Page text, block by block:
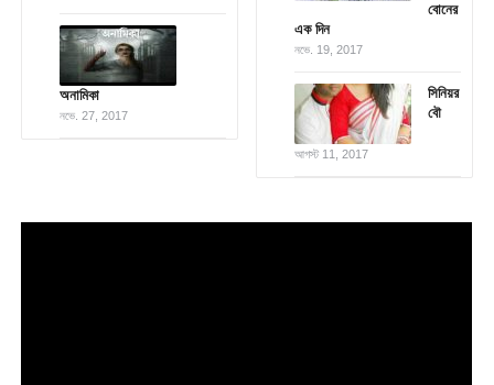
অনামিকা
নভে. 27, 2017
বোনের
এক দিন
নভে. 19, 2017
সিনিয়র
বৌ
আগস্ট 11, 2017